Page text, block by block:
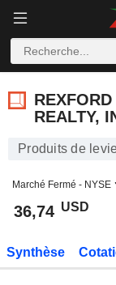
REALTY,
Produits de
Marché Fermé - NYSE
36,74 USD
Synthèse